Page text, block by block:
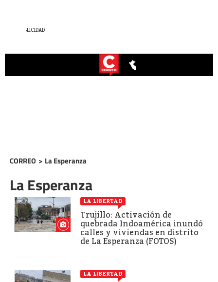
CORREO > La Esperanza
La Esperanza
LA LIBERTAD
Trujillo: Activación de
quebrada Indoamérica inundó
calles y viviendas en distrito
de La Esperanza (FOTOS)
LA LIBERTAD